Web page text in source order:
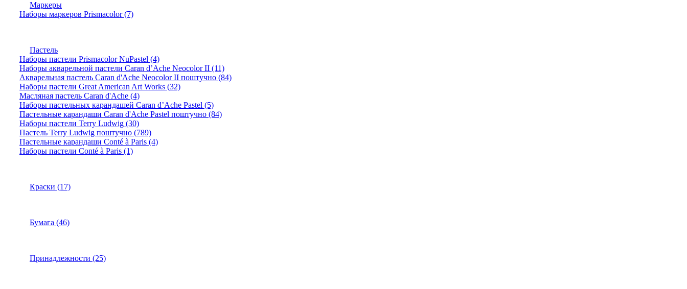
Маркеры
Наборы маркеров Prismacolor (7)
Пастель
Наборы пастели Prismacolor NuPastel (4)
Наборы акварельной пастели Caran d’Ache Neocolor II (11)
Акварельная пастель Caran d'Ache Neocolor II поштучно (84)
Наборы пастели Great American Art Works (32)
Масляная пастель Caran d'Ache (4)
Наборы пастельных карандашей Caran d’Ache Pastel (5)
Пастельные карандаши Caran d'Ache Pastel поштучно (84)
Наборы пастели Terry Ludwig (30)
Пастель Terry Ludwig поштучно (789)
Пастельные карандаши Conté à Paris (4)
Наборы пастели Conté à Paris (1)
Краски (17)
Бумага (46)
Принадлежности (25)